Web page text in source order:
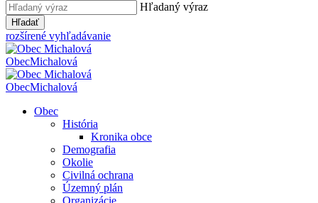
Hľadaný výraz
Hľadať
rozšírené vyhľadávanie
ObecMichalová
ObecMichalová
Obec
História
Kronika obce
Demografia
Okolie
Civilná ochrana
Územný plán
Organizácie